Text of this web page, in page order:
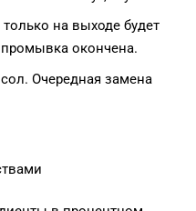
на выходе будет
окончена.
Очередная замена